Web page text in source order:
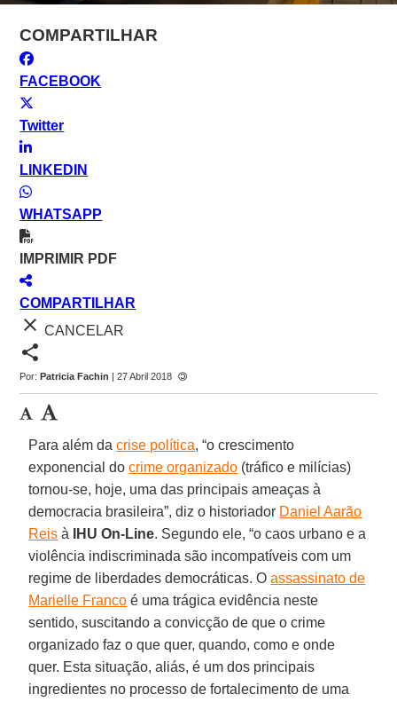
COMPARTILHAR
FACEBOOK
Twitter
LINKEDIN
WHATSAPP
IMPRIMIR PDF
COMPARTILHAR
close CANCELAR
share
Por:Patricia Fachin | 27 Abril 2018
Para além dacrise política, “o crescimento
exponencial docrime organizado (tráfico e milícias)
tornou-se, hoje, uma das principais ameaças à
democracia brasileira”, diz o historiador Daniel Aarão
Reis à IHU On-Line. Segundo ele, “o caos urbano e a
violência indiscriminada são incompatíveis com um
regime de liberdades democráticas. Oassassinato de
Marielle Franco é uma trágica evidência neste
sentido, suscitando a convicção de que o crime
organizado faz o que quer, quando, como e onde
quer. Esta situação, aliás, é um dos principais
ingredientes no processo de fortalecimento de uma